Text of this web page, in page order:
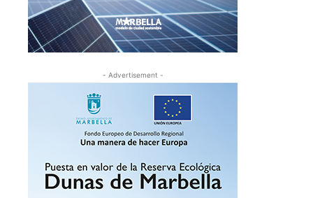
- Advertisement -